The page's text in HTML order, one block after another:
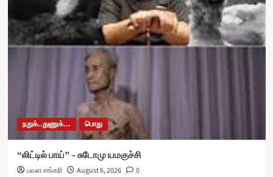
நறுக்..துணுக்... பொது
“லிட்டில் பாய்” – சுடோமு யமகுச்சி
பவள சங்கரி August 6, 2026 0